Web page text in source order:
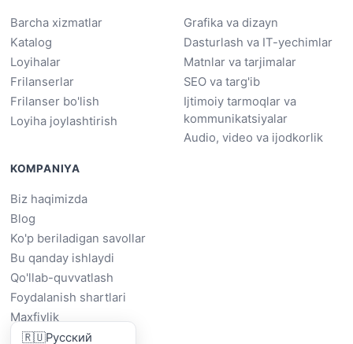
Barcha xizmatlar
Katalog
Loyihalar
Frilanserlar
Frilanser bo'lish
Loyiha joylashtirish
Grafika va dizayn
Dasturlash va IT-yechimlar
Matnlar va tarjimalar
SEO va targ'ib
Ijtimoiy tarmoqlar va
kommunikatsiyalar
Audio, video va ijodkorlik
KOMPANIYA
Biz haqimizda
Blog
Ko'p beriladigan savollar
Bu qanday ishlaydi
Qo'llab-quvvatlash
Foydalanish shartlari
Maxfiylik
🇷🇺Русский